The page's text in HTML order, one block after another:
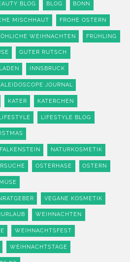
BLOG BLOG BONN
MISCHHAUT FROHE OSTERN
WEIHNACHTEN FRÜHLING
GUTER RUTSCH
INNSBRUCK
JOURNAL
KATER KATERCHEN
LIFESTYLE BLOG
NATURKOSMETIK
OSTERHASE OSTERN
VEGANE KOSMETIK
WEIHNACHTEN
WEIHNACHTSFEST
WEIHNACHTSTAGE